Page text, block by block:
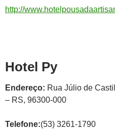
http://
Hotel Py
Endereço: Rua Júlio de
– RS, 96300-000
Telefone:(53) 3261-1790